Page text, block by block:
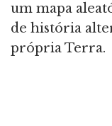
um mapa
de história
própria Terra.